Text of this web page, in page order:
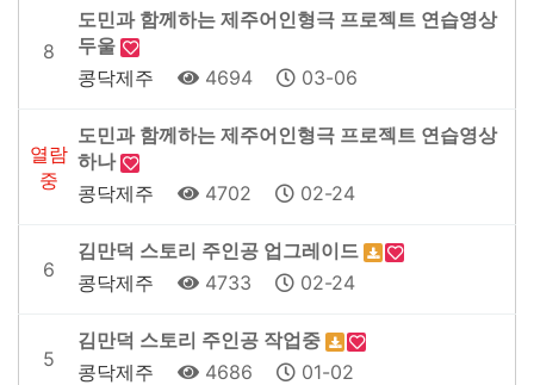
8
도민과 함께하는 제주어인형극 프로젝트 연습영상
두울
콩닥제주
4694 03-06
열람
중
도민과 함께하는 제주어인형극 프로젝트 연습영상
하나
콩닥제주
4702 02-24
6
김만덕 스토리 주인공 업그레이드
콩닥제주
4733 02-24
5
김만덕 스토리 주인공 작업중
콩닥제주
4686 01-02